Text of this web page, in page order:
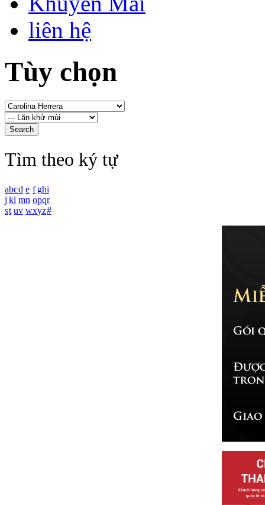
liên hệ
Tùy chọn
Tìm theo ký tự
abcd e f ghi
j kl mn opqr
st uv wxyz#